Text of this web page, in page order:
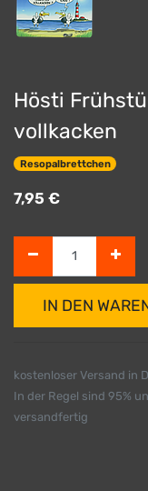
Hösti
vollkacken
Resopalbrettchen
7,95 €
IN DEN
kostenloser Versand in
In der Regel sind 95%
versandfertig